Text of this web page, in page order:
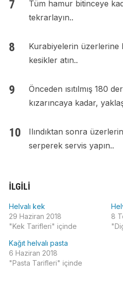
Tüm hamur bitinceye
tekrarlayın..
Kurabiyelerin üzerlerine
kesikler atın..
Önceden ısıtılmış 180
kızarıncaya kadar,
Ilındıktan sonra
serperek servis yapın..
İLGILI
Helvalı kek
29 Haziran 2018
"Kek Tarifleri" içinde
8
Kağıt helvalı pasta
6 Haziran 2018
"Pasta Tarifleri" içinde